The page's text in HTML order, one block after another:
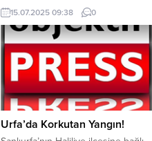
sürmesi için önemli bir adım attı.
Belediye, bünyesinde görev yapan
işçilerin maaşlarına 7.500 TL zam
yapıldı. Viranşehir Belediyesi,
işçilerinin maaşlarına 7.500 TL zam
yaptı. Sosyal medya paylaşımında,
“Emek en yüce değerdir, alın
terinin karşılığını vermek görevimiz”
15.07.2025 09:38 0
Urfa’da Korkutan Yangın!